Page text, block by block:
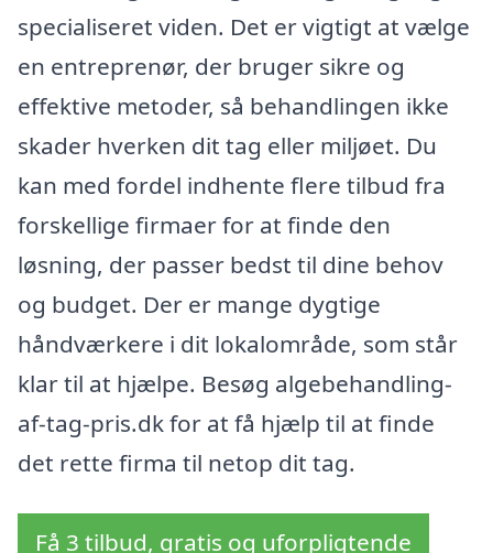
specialiseret viden. Det er vigtigt at vælge
en entreprenør, der bruger sikre og
effektive metoder, så behandlingen ikke
skader hverken dit tag eller miljøet. Du
kan med fordel indhente flere tilbud fra
forskellige firmaer for at finde den
løsning, der passer bedst til dine behov
og budget. Der er mange dygtige
håndværkere i dit lokalområde, som står
klar til at hjælpe. Besøg algebehandling-
af-tag-pris.dk for at få hjælp til at finde
det rette firma til netop dit tag.
Få 3 tilbud, gratis og uforpligtende